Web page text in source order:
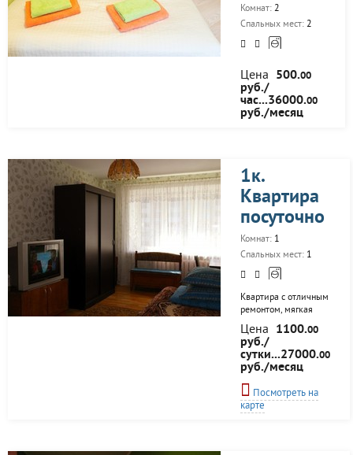
Комнат: 2
Спальных мест: 2
Цена 500.00
руб./
час...36000.00
руб./месяц
1к.
Квартира
посуточно
Комнат: 1
Спальных мест: 1
Квартира с отличным
ремонтом, мягкая
мебель (два дивана),
бытовая техника
(холодильник, каб.ТВ,
СВЧ,
стир.маш.автомат),
Интернет (Wi-Fi), вся
необходимая посуда,
чистое постельное
Цена 1100.00
руб./
сутки...27000.00
руб./месяц
Посмотреть на
карте